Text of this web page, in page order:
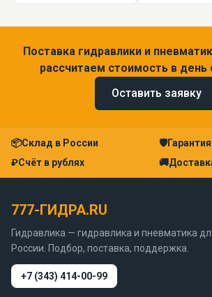
Поставка гидравлики и
рассчитаем стоимость в
Оставить заявку
📦Склад в России 🛡Гарантия
₽Счёт в рублях 🚚
777-ГИДРА.RU
Гидравлика — гидравлика и пневматика
России. Подбор, поставка, поддержка.
+7 (343) 414-00-99